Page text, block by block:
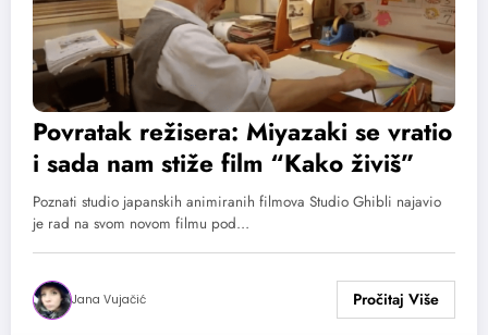
Povratak režisera: Miyazaki se vratio
i sada nam stiže film “Kako živiš”
Poznati studio japanskih animiranih filmova Studio Ghibli najavio
je rad na svom novom filmu pod…
Jana Vujačić